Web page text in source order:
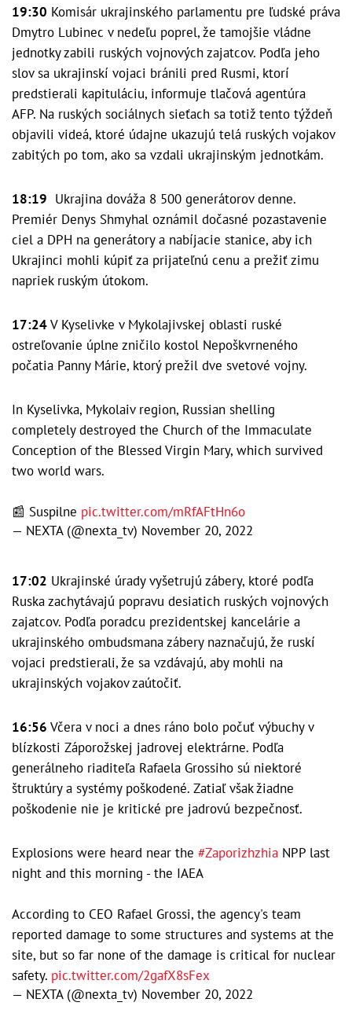
19:30 Komisár ukrajinského parlamentu pre ľudské práva
Dmytro Lubinec v nedeľu poprel, že tamojšie vládne
jednotky zabili ruských vojnových zajatcov. Podľa jeho
slov sa ukrajinskí vojaci bránili pred Rusmi, ktorí
predstierali kapituláciu, informuje tlačová agentúra
AFP. Na ruských sociálnych sieťach sa totiž tento týždeň
objavili videá, ktoré údajne ukazujú telá ruských vojakov
zabitých po tom, ako sa vzdali ukrajinským jednotkám.
18:19 Ukrajina dováža 8 500 generátorov denne.
Premiér Denys Shmyhal oznámil dočasné pozastavenie
ciel a DPH na generátory a nabíjacie stanice, aby ich
Ukrajinci mohli kúpiť za prijateľnú cenu a prežiť zimu
napriek ruským útokom.
17:24V Kyselivke v Mykolajivskej oblasti ruské
ostreľovanie úplne zničilo kostol Nepoškvrneného
počatia Panny Márie, ktorý prežil dve svetové vojny.
In Kyselivka, Mykolaiv region, Russian shelling
completely destroyed the Church of the Immaculate
Conception of the Blessed Virgin Mary, which survived
two world wars.
📰 Suspіlne pic.twitter.com/mRfAFtHn6o
— NEXTA (@nexta_tv) November 20, 2022
17:02 Ukrajinské úrady vyšetrujú zábery, ktoré podľa
Ruska zachytávajú popravu desiatich ruských vojnových
zajatcov. Podľa poradcu prezidentskej kancelárie a
ukrajinského ombudsmana zábery naznačujú, že ruskí
vojaci predstierali, že sa vzdávajú, aby mohli na
ukrajinských vojakov zaútočiť.
16:56 Včera v noci a dnes ráno bolo počuť výbuchy v
blízkosti Záporožskej jadrovej elektrárne. Podľa
generálneho riaditeľa Rafaela Grossiho sú niektoré
štruktúry a systémy poškodené. Zatiaľ však žiadne
poškodenie nie je kritické pre jadrovú bezpečnosť.
Explosions were heard near the #Zaporizhzhia NPP last
night and this morning - the IAEA
According to CEO Rafael Grossi, the agency's team
reported damage to some structures and systems at the
site, but so far none of the damage is critical for nuclear
safety. pic.twitter.com/2gafX8sFex
— NEXTA (@nexta_tv) November 20, 2022